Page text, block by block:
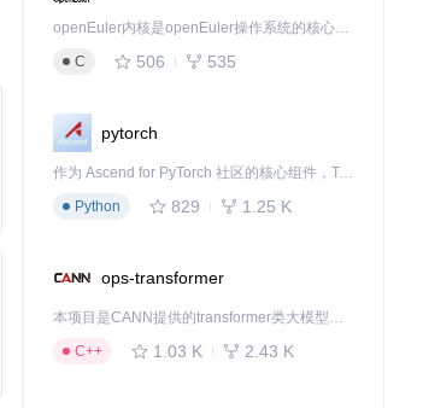
openEuler内核是openEuler操作系统的核心，既是系统性能与稳定性的基石，也是连接处理器、设备与服务的桥梁。
C
506 535
pytorch
作为 Ascend for PyTorch 社区的核心组件，TorchNPU 是昇腾专为 PyTorch 打造的深度学习适配插件，使 PyTorch 框架能够直接调用昇腾 NPU，为开发者提供昇腾 AI 处理器的超强算力。
Python
829 1.25 K
ops-transformer
本项目是CANN提供的transformer类大模型算子库，实现网络在NPU上加速计算。
C++
1.03 K 2.43 K